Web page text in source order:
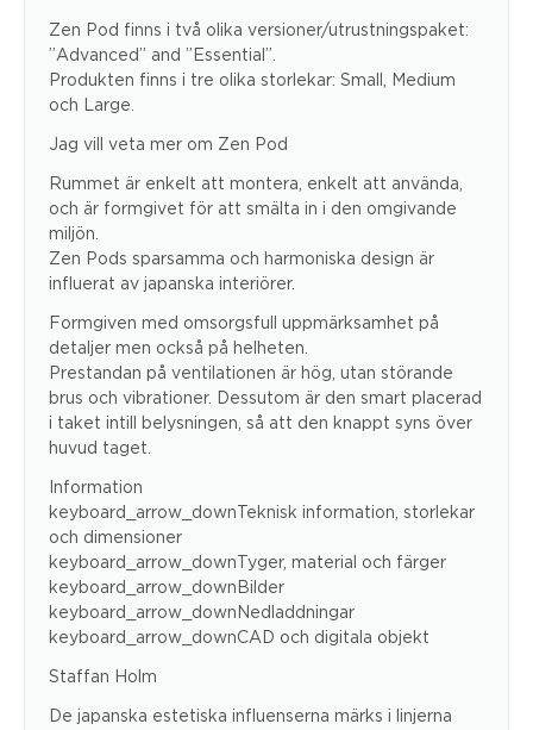
Zen Pod finns i två olika versioner/utrustningspaket:
”Advanced” and ”Essential”.
Produkten finns i tre olika storlekar: Small, Medium
och Large.
Jag vill veta mer om Zen Pod
Rummet är enkelt att montera, enkelt att använda,
och är formgivet för att smälta in i den omgivande
miljön.
Zen Pods sparsamma och harmoniska design är
influerat av japanska interiörer.
Formgiven med omsorgsfull uppmärksamhet på
detaljer men också på helheten.
Prestandan på ventilationen är hög, utan störande
brus och vibrationer. Dessutom är den smart placerad
i taket intill belysningen, så att den knappt syns över
huvud taget.
Information
keyboard_arrow_downTeknisk information, storlekar
och dimensioner
keyboard_arrow_downTyger, material och färger
keyboard_arrow_downBilder
keyboard_arrow_downNedladdningar
keyboard_arrow_downCAD och digitala objekt
Staffan Holm
De japanska estetiska influenserna märks i linjerna